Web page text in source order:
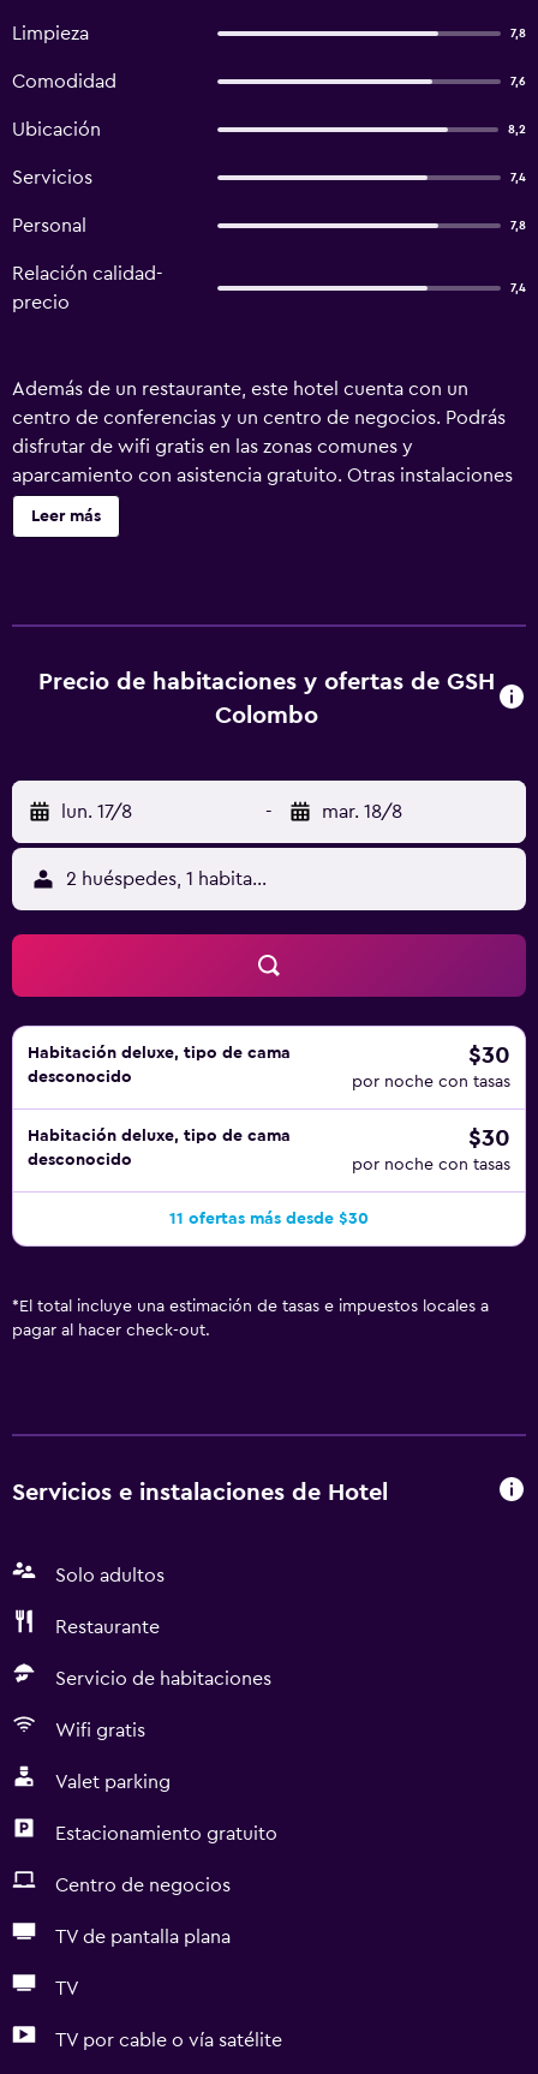
Limpieza 7,8
Comodidad 7,6
Ubicación 8,2
Servicios 7,4
Personal 7,8
Relación calidad-
precio
7,4
Además de un restaurante, este hotel cuenta con un
centro de conferencias y un centro de negocios. Podrás
disfrutar de wifi gratis en las zonas comunes y
aparcamiento con asistencia gratuito. Otras instalaciones
incluyen una zona para conferencias, servicios de
conserjería y servicio de tintorería. Se incluye un servicio
wifi gratis. Las habitaciones también incluyen botella de
agua gratuita y artículos de higiene personal gratuitos.
Leer más
Precio de habitaciones y ofertas de GSH
Colombo
lun. 17/8 - mar. 18/8
2 huéspedes, 1 habitación
Habitación deluxe, tipo de cama
desconocido
$30
por noche con tasas
Habitación deluxe, tipo de cama
desconocido
$30
por noche con tasas
11 ofertas más desde $30
* El total incluye una estimación de tasas e impuestos locales a
pagar al hacer check-out.
Servicios e instalaciones de Hotel
Solo adultos
Restaurante
Servicio de habitaciones
Wifi gratis
Valet parking
Estacionamiento gratuito
Centro de negocios
TV de pantalla plana
TV
TV por cable o vía satélite